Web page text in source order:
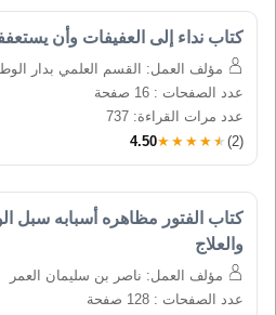
كتاب نداء إلى العفيفات وأن
مؤلف العمل: القسم العلمي بدار
عدد الصفحات : 16 صفحة
عدد مرات القراءة: 737
4.50★★★★★ (2)
والعلاج
مؤلف العمل: ناصر بن سليمان العمر
عدد الصفحات : 128 صفحة